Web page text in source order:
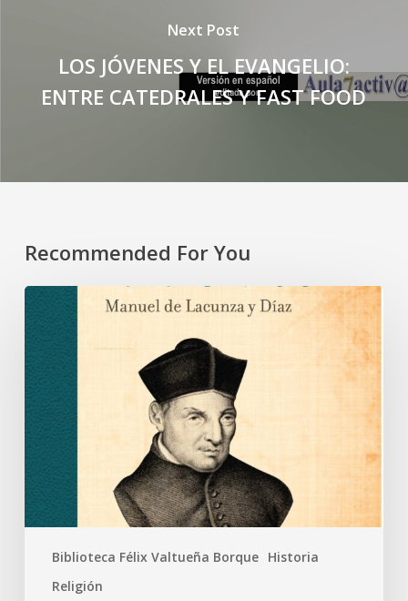
Next Post
LOS JÓVENES Y EL EVANGELIO:
ENTRE CATEDRALES Y FAST FOOD
Recommended For You
Biblioteca Félix Valtueña Borque Historia
Religión